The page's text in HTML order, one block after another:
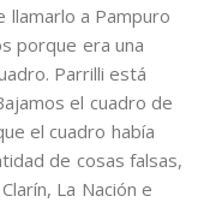
a Pampuro
porque era una
Parrilli está
el cuadro de
el cuadro había
de cosas falsas,
La Nación e